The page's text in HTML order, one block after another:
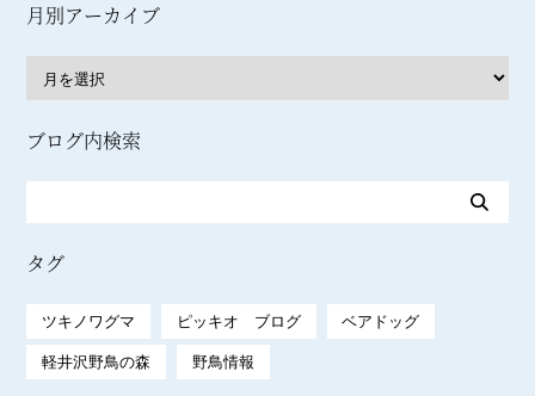
月別アーカイブ
ブログ内検索
タグ
ツキノワグマ ピッキオ ブログ ベアドッグ
軽井沢野鳥の森 野鳥情報